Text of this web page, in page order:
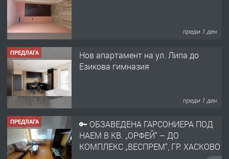
преди 1 ден
ПРЕДЛАГА
Нов апартамент на ул. Липа до
Езикова гимназия
преди 1 ден
ПРЕДЛАГА
🔑 ОБЗАВЕДЕНА ГАРСОНИЕРА ПОД
НАЕМ В КВ. „ОРФЕЙ“ – ДО
КОМПЛЕКС „ВЕСПРЕМ“, ГР. ХАСКОВО